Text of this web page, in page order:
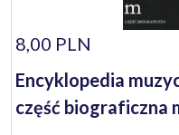
8,00 PLN
Encyklopedia
część biograficzna